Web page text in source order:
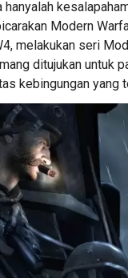
Modern
melakukan seri
ditujukan untuk
kebingungan yang